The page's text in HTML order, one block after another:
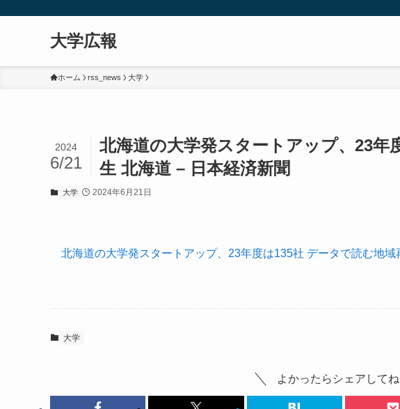
大学広報
ホーム rss_news 大学
北海道の大学発スタートアップ、23年
生 北海道 – 日本経済新聞
2024
6/21
大学 2024年6月21日
北海道の大学発スタートアップ、23年度は135社 データで読む地域
大学
よかったらシェアしてね